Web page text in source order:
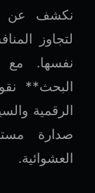
نكشف عن
لتجاوز
نفسها.
البحث**
الرقمية
صدارة
العشوائية.